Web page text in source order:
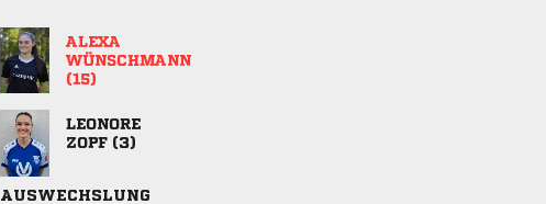




 
AUSWECHSLUNG